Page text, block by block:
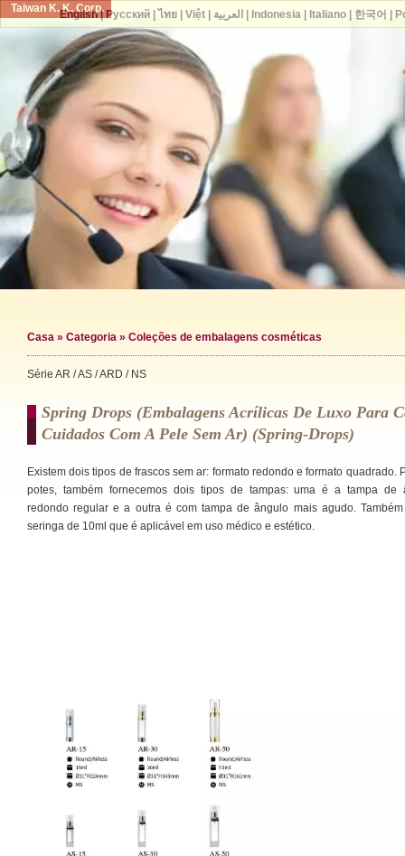
Taiwan K. K. Corp.
Casa » Categoria » Coleções de embalagens cosméticas
Série AR / AS / ARD / NS
Spring Drops (embalagens Acrílicas De Luxo Para
Cuidados Com A Pele Sem Ar) (spring-Drops)
Existem dois tipos de frascos sem ar: formato redondo e formato quadrado.
potes, também fornecemos dois tipos de tampas: uma é a tampa de
redondo regular e a outra é com tampa de ângulo mais agudo. Também
seringa de 10ml que é aplicável em uso médico e estético.
English| Русский| ไทย| Việt| العربية Indonesia| Italiano| 한국어